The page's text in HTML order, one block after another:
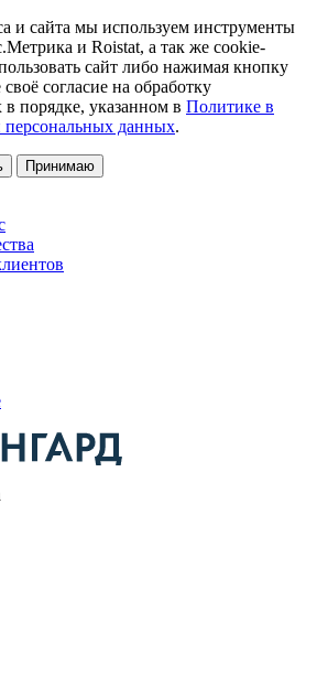
и сайта мы используем инструменты
и Roistat, а так же cookie-
сайт либо нажимая кнопку
согласие на обработку
порядке, указанном в Политике в
данных.
Принимаю